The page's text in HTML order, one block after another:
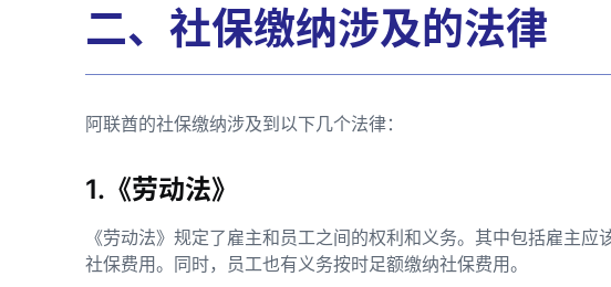
二、社保缴纳涉及的法律
阿联酋的社保缴纳涉及到以下几个法律：
1.《劳动法》
《劳动法》规定了雇主和员工之间的权利和义务。其中包括雇主
社保费用。同时，员工也有义务按时足额缴纳社保费用。